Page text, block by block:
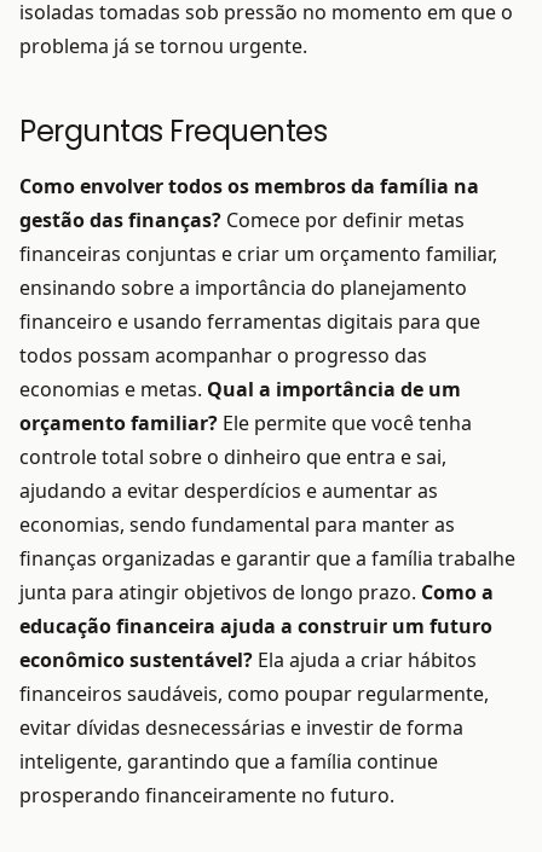
isoladas tomadas sob pressão no momento em que o
problema já se tornou urgente.
Perguntas Frequentes
Como envolver todos os membros da família na
gestão das finanças? Comece por definir metas
financeiras conjuntas e criar um orçamento familiar,
ensinando sobre a importância do planejamento
financeiro e usando ferramentas digitais para que
todos possam acompanhar o progresso das
economias e metas. Qual a importância de um
orçamento familiar? Ele permite que você tenha
controle total sobre o dinheiro que entra e sai,
ajudando a evitar desperdícios e aumentar as
economias, sendo fundamental para manter as
finanças organizadas e garantir que a família trabalhe
junta para atingir objetivos de longo prazo. Como a
educação financeira ajuda a construir um futuro
econômico sustentável? Ela ajuda a criar hábitos
financeiros saudáveis, como poupar regularmente,
evitar dívidas desnecessárias e investir de forma
inteligente, garantindo que a família continue
prosperando financeiramente no futuro.